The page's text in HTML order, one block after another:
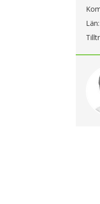
Län: